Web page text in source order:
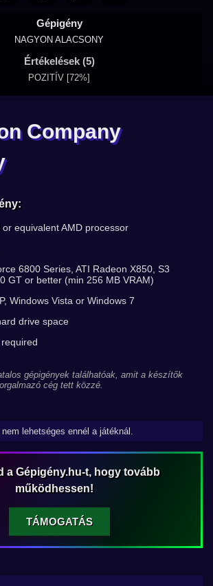
Gépigény
NAGYON ALACSONY
Értékelések (5)
POZITÍV [72%]
Company
or equivalent AMD processor
6800 Series, ATI Radeon X850, S3
GT or better (min 256 MB VRAM)
Windows Vista or Windows 7
drive space
gépigények találhatóak, amit a készítők
cég tett közzé.
lehetséges ennél a játéknál.
a Gépigény.hu-t, hogy tovább
működhessen!
TÁMOGATÁS